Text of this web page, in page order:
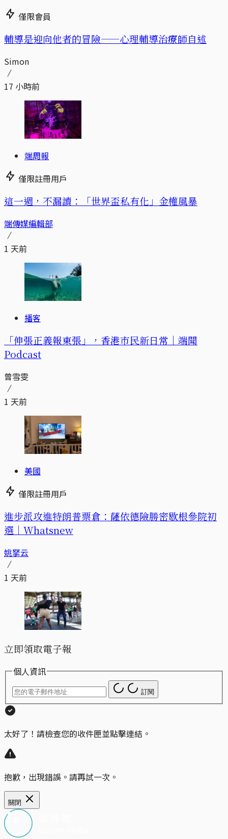
僅限會員
輔導是迎向他者的冒險——心理輔導治療師自述
Simon
17 小時前
端周報
僅限註冊用戶
這一週，不漏讀：「世界盃私有化」金權風暴
端傳媒編輯部
1 天前
播客
「伸張正義報東張」，香港市民新日常｜端聞
Podcast
曾雪雯
1 天前
美國
僅限註冊用戶
進步派攻進特朗普票倉：薩依德險勝密歇根參院初
選｜Whatsnew
姚拏云
1 天前
立即領取電子報
個人資訊
訂閱
太好了！請檢查您的收件匣並點擊連結。
抱歉，出現錯誤。請再試一次。
關閉